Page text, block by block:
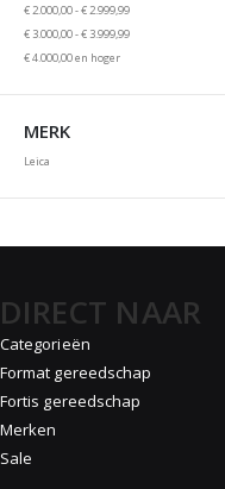
€ 2.000,00-€ 2.999,99
€ 3.000,00-€ 3.999,99
€ 4.000,00en hoger
MERK
Leica
DIRECT NAAR
Categorieën
Format gereedschap
Fortis gereedschap
Merken
Sale